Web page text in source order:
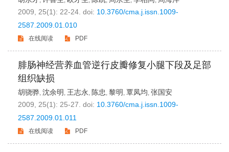
2009, 25(1): 22-24. doi: 10.3760/cma.j.issn.1009-
2587.2009.01.010
在线阅读 PDF
腓肠神经营养血管逆行皮瓣修复小腿下段及足部
组织缺损
胡骁骅, 沈余明 , 王志永 , 陈忠 , 黎明 , 覃凤均, 张国安
2009, 25(1): 25-27. doi: 10.3760/cma.j.issn.1009-
2587.2009.01.011
在线阅读 PDF